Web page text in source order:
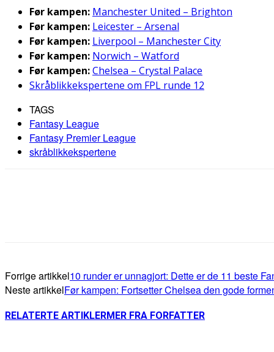
Før kampen: Manchester United – Brighton
Før kampen: Leicester – Arsenal
Før kampen: Liverpool – Manchester City
Før kampen: Norwich – Watford
Før kampen:Chelsea – Crystal Palace
Skråblikkekspertene om FPL runde 12
TAGS
Fantasy League
Fantasy Premier League
skråblikkekspertene
Forrige artikkel10 runder er unnagjort: Dette er de 11 beste
Neste artikkelFør kampen: Fortsetter Chelsea den gode
RELATERTE ARTIKLERMER FRA FORFATTER